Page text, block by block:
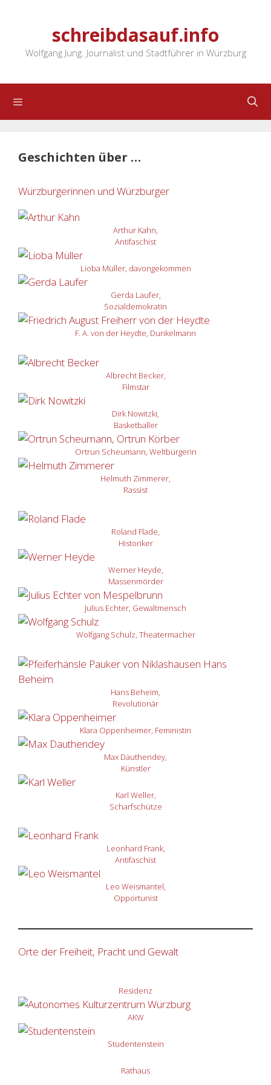
schreibdasauf.info
Wolfgang Jung. Journalist und Stadtführer in Würzburg
Geschichten über …
Würzburgerinnen und Würzburger
Arthur Kahn,
Antifaschist
Lioba Müller, davongekommen
Gerda Laufer,
Sozialdemokratin
F. A. von der Heydte, Dunkelmann
Albrecht Becker,
Filmstar
Dirk Nowitzki,
Basketballer
Ortrun Scheumann, Weltbürgerin
Helmuth Zimmerer,
Rassist
Roland Flade,
Historiker
Werner Heyde,
Massenmörder
Julius Echter, Gewaltmensch
Wolfgang Schulz, Theatermacher
Hans Beheim,
Revolutionär
Klara Oppenheimer, Feministin
Max Dauthendey,
Künstler
Karl Weller,
Scharfschütze
Leonhard Frank,
Antifaschist
Leo Weismantel,
Opportunist
Orte der Freiheit, Pracht und Gewalt
Residenz
AKW
Studentenstein
Rathaus